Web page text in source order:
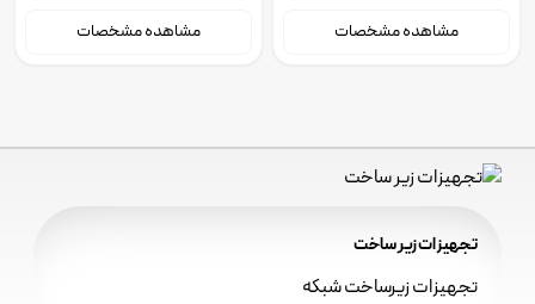
مشاهده مشخصات مشاهده مشخصات
تجهیزات زیر ساخت
تجهیزات زیرساخت شبکه